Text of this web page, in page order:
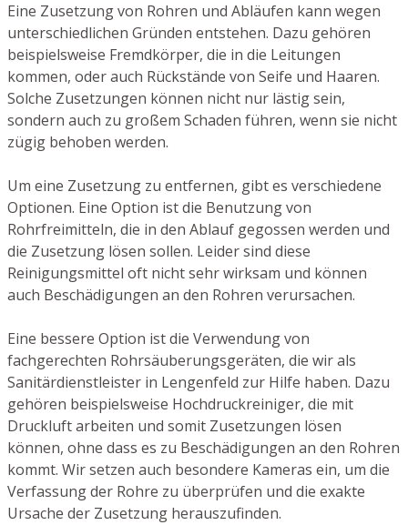
Eine Zusetzung von Rohren und Abläufen kann wegen
unterschiedlichen Gründen entstehen. Dazu gehören
beispielsweise Fremdkörper, die in die Leitungen
kommen, oder auch Rückstände von Seife und Haaren.
Solche Zusetzungen können nicht nur lästig sein,
sondern auch zu großem Schaden führen, wenn sie nicht
zügig behoben werden.
Um eine Zusetzung zu entfernen, gibt es verschiedene
Optionen. Eine Option ist die Benutzung von
Rohrfreimitteln, die in den Ablauf gegossen werden und
die Zusetzung lösen sollen. Leider sind diese
Reinigungsmittel oft nicht sehr wirksam und können
auch Beschädigungen an den Rohren verursachen.
Eine bessere Option ist die Verwendung von
fachgerechten Rohrsäuberungsgeräten, die wir als
Sanitärdienstleister in Lengenfeld zur Hilfe haben. Dazu
gehören beispielsweise Hochdruckreiniger, die mit
Druckluft arbeiten und somit Zusetzungen lösen
können, ohne dass es zu Beschädigungen an den Rohren
kommt. Wir setzen auch besondere Kameras ein, um die
Verfassung der Rohre zu überprüfen und die exakte
Ursache der Zusetzung herauszufinden.